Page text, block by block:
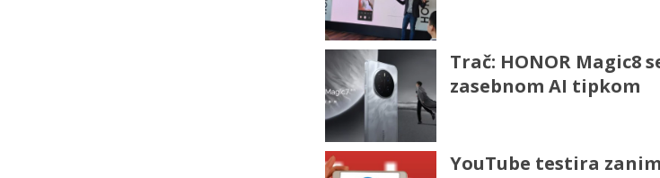
Trač: HONOR Magic8
zasebnom AI tipkom
YouTube testira